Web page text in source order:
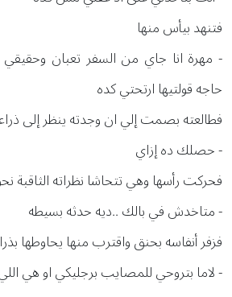
فتنهد بيأس منها
- مهرة انا جاي من السفر تعبان
حاجه قولتيها ارتحتي كده
فطالعته بصمت إلي ان وجدته ينظر إلى
- حصلك ده إزاي
فحركت رأسها وهي تتحاشا نظراته الثاقبة
- متاخدش في بالك ..ديه حدثه بسيطه
فزفر أنفاسه بحنق واقترب منها يحاوطها
- لاما بتروحي للمصايب برجليكي او هي